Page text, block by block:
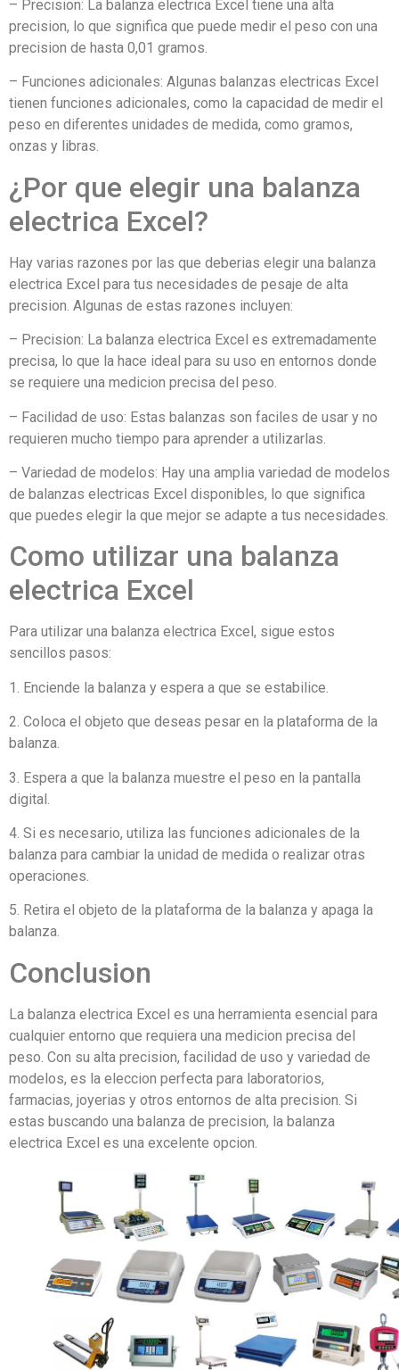
– Precision: La balanza electrica Excel tiene una alta
precision, lo que significa que puede medir el peso con una
precision de hasta 0,01 gramos.
– Funciones adicionales: Algunas balanzas electricas Excel
tienen funciones adicionales, como la capacidad de medir el
peso en diferentes unidades de medida, como gramos,
onzas y libras.
¿Por que elegir una balanza
electrica Excel?
Hay varias razones por las que deberias elegir una balanza
electrica Excel para tus necesidades de pesaje de alta
precision. Algunas de estas razones incluyen:
– Precision: La balanza electrica Excel es extremadamente
precisa, lo que la hace ideal para su uso en entornos donde
se requiere una medicion precisa del peso.
– Facilidad de uso: Estas balanzas son faciles de usar y no
requieren mucho tiempo para aprender a utilizarlas.
– Variedad de modelos: Hay una amplia variedad de modelos
de balanzas electricas Excel disponibles, lo que significa
que puedes elegir la que mejor se adapte a tus necesidades.
Como utilizar una balanza
electrica Excel
Para utilizar una balanza electrica Excel, sigue estos
sencillos pasos:
1. Enciende la balanza y espera a que se estabilice.
2. Coloca el objeto que deseas pesar en la plataforma de la
balanza.
3. Espera a que la balanza muestre el peso en la pantalla
digital.
4. Si es necesario, utiliza las funciones adicionales de la
balanza para cambiar la unidad de medida o realizar otras
operaciones.
5. Retira el objeto de la plataforma de la balanza y apaga la
balanza.
Conclusion
La balanza electrica Excel es una herramienta esencial para
cualquier entorno que requiera una medicion precisa del
peso. Con su alta precision, facilidad de uso y variedad de
modelos, es la eleccion perfecta para laboratorios,
farmacias, joyerias y otros entornos de alta precision. Si
estas buscando una balanza de precision, la balanza
electrica Excel es una excelente opcion.